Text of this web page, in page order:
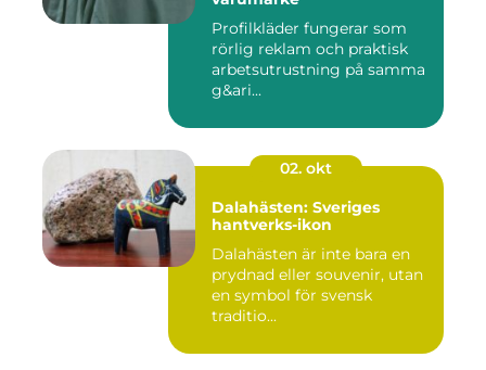
Profilkläder fungerar som
rörlig reklam och praktisk
arbetsutrustning på samma
g&ari...
02. okt
Dalahästen: Sveriges
hantverks-ikon
Dalahästen är inte bara en
prydnad eller souvenir, utan
en symbol för svensk
traditio...